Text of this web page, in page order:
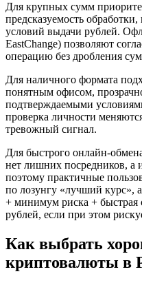
Для крупных сумм
предсказуемость
условий выдачи рублей.
EastChange) позволяют
операцию без дробления
Для наличного формата
понятным офисом,
подтверждаемыми
проверка личности
тревожный сигнал.
Для быстрого онлайн-
нет лишних посредников, а
поэтому практичные
по лозунгу «лучший курс»,
+ минимум риска + быстрая
рублей, если при этом
Как выбрать
криптовалюты в